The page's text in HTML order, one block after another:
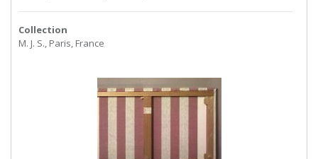
Collection
M. J. S., Paris, France